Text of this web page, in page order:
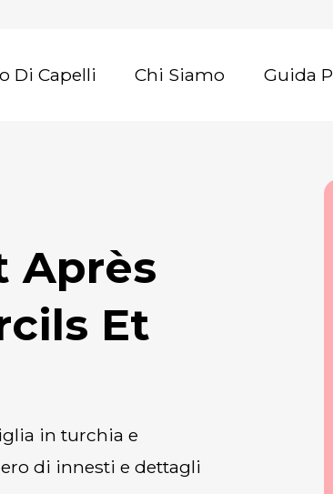
Di Capelli Chi Siamo Guida
Et
di innesti e dettagli